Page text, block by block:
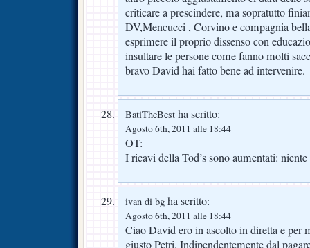
criticare a prescindere, ma sopratutto
DV,Mencucci , Corvino e compagnia
esprimere il proprio dissenso con
insultare le persone come fanno molti
bravo David hai fatto bene ad intervenire.
BatiTheBest ha scritto:
Agosto 6th, 2011 alle 18:44
OT:
I ricavi della Tod’s sono aumentati:
ivan di bg ha scritto:
Agosto 6th, 2011 alle 18:44
Ciao David ero in ascolto in diretta e per
giusto Petri. Indipendentemente dal